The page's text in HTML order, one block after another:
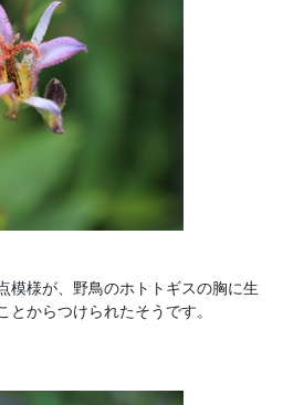
模様が、野鳥のホトトギスの胸に生
からつけられたそうです。